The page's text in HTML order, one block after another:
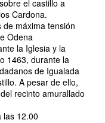
el castillo a
Cardona.
de máxima tensión
Òdena
la Iglesia y la
1463, durante la
de Igualada
A pesar de ello,
recinto amurallado
las 12.00